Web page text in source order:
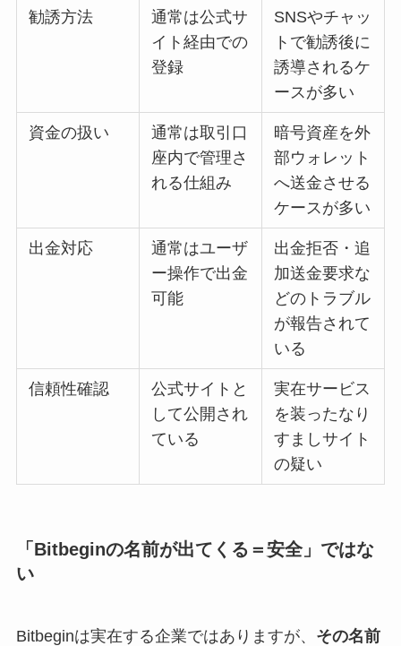
勧誘方法
通常は公式サ
イト経由での
登録
SNSやチャッ
トで勧誘後に
誘導されるケ
ースが多い
資金の扱い
通常は取引口
座内で管理さ
れる仕組み
暗号資産を外
部ウォレット
へ送金させる
ケースが多い
出金対応
通常はユーザ
ー操作で出金
可能
出金拒否・追
加送金要求な
どのトラブル
が報告されて
いる
信頼性確認
公式サイトと
して公開され
ている
実在サービス
を装ったなり
すましサイト
の疑い
「Bitbeginの名前が出てくる＝安全」ではな
い
Bitbeginは実在する企業ではありますが、 その名前